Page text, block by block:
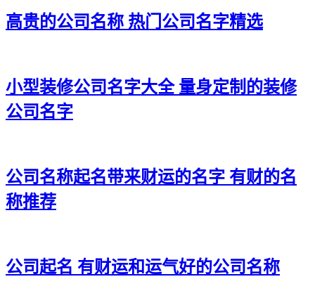
高贵的公司名称 热门公司名字精选
小型装修公司名字大全 量身定制的装修
公司名字
公司名称起名带来财运的名字 有财的名
称推荐
公司起名 有财运和运气好的公司名称